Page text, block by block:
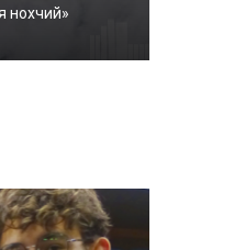
нохчий»